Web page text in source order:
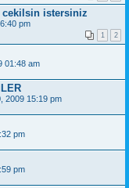
cekilsin istersiniz
pm
1 2
01:48 am
2009 15:19 pm
pm
pm